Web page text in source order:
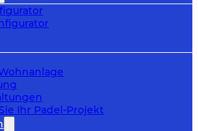
Ihr Padel-Projekt